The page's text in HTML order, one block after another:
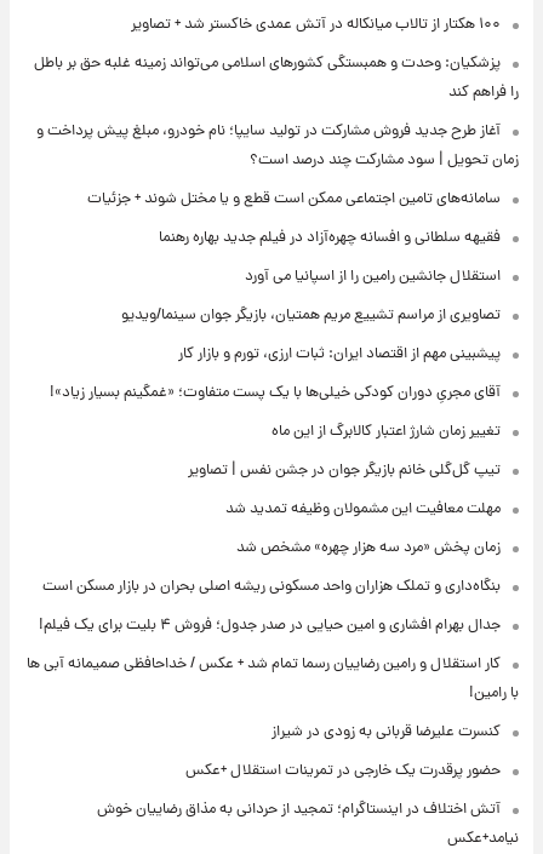
۱۰۰ هکتار از تالاب میانکاله در آتش عمدی خاکستر شد + تصاویر
پزشکیان: وحدت و همبستگی کشورهای اسلامی می‌تواند زمینه غلبه حق بر باطل
را فراهم کند
آغاز طرح جدید فروش مشارکت در تولید سایپا؛ نام خودرو، مبلغ پیش پرداخت و
زمان تحویل | سود مشارکت چند درصد است؟
سامانه‌های تامین اجتماعی ممکن است قطع و یا مختل شوند + جزئیات
فقیهه سلطانی و افسانه چهره‌آزاد در فیلم جدید بهاره رهنما
استقلال جانشین رامین را از اسپانیا می آورد
تصاویری از مراسم تشییع مریم همتیان، بازیگر جوان سینما/ویدیو
پیشبینی مهم از اقتصاد ایران: ثبات ارزی، تورم و بازار کار
آقای مجریِ دوران کودکی خیلی‌ها با یک پست متفاوت؛ «غمگینم بسیار زیاد»!
تغییر زمان شارژ اعتبار کالابرگ از این ماه
تیپ گل‌گلی خانم بازیگر جوان در جشن نفس | تصاویر
مهلت معافیت این مشمولان وظیفه تمدید شد
زمان پخش «مرد سه هزار چهره» مشخص شد
بنگاه‌داری و تملک هزاران واحد مسکونی ریشه اصلی بحران در بازار مسکن است
جدال بهرام افشاری و امین حیایی در صدر جدول؛ فروش ۴ بلیت برای یک فیلم!
کار استقلال و رامین رضاییان رسما تمام شد + عکس / خداحافظی صمیمانه آبی ها
با رامین!
کنسرت علیرضا قربانی به زودی در شیراز
حضور پرقدرت یک خارجی در تمرینات استقلال +عکس
آتش اختلاف در اینستاگرام؛ تمجید از حردانی به مذاق رضاییان خوش
نیامد+عکس